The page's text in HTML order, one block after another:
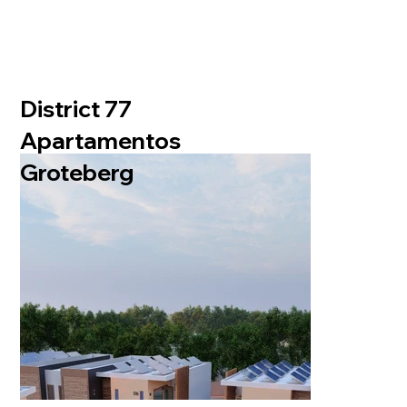
District 77
Apartamentos
Groteberg